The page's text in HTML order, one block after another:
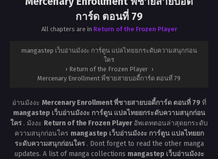
การ์ด ตอนที่ 79
All chapters are in Return of the Frozen Player
mangastep เว็บอ่านมังงะ การ์ตูน แปลไทยยกระดับความสนุกก่อน
ใคร
› Return of the Frozen Player ›
Mercenary Enrollment พี่ชายสายบอดี้การ์ด ตอนที่ 79
อ่านมังงะ Mercenary Enrollment พี่ชายสายบอดี้การ์ด ตอนที่ 79 ที่
mangastep เว็บอ่านมังงะ การ์ตูน แปลไทยยกระดับความสนุกก่อน
ใคร . มังงะ Return of the Frozen Player อัพเดทตอนล่าสุดยกระดับ
ความสนุกก่อนใคร mangastep เว็บอ่านมังงะ การ์ตูน แปลไทยยก
ระดับความสนุกก่อนใคร . Dont forget to read the other manga
updates. A list of manga collections mangastep เว็บอ่านมังงะ